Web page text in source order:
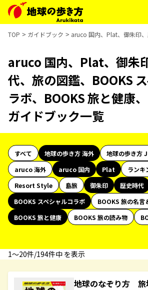
TOP ガイドブック aruco 国内、Plat、御朱印
aruco 国内、Plat、御朱
代、旅の図鑑、BOOKS
ラボ、BOOKS 旅と健康
ガイドブック一覧
すべて 地球の歩き方 海外
地球の歩き方 J
aruco 海外
aruco 国内 Plat
ランキ
Resort Style
島旅 御朱印 歴史時代
BOOKS スペシャルコラボ
BOOKS 旅の名言
BOOKS 旅と健康
BOOKS 旅の読み物
1〜20件/194件中 を表示
地球のなぞり方